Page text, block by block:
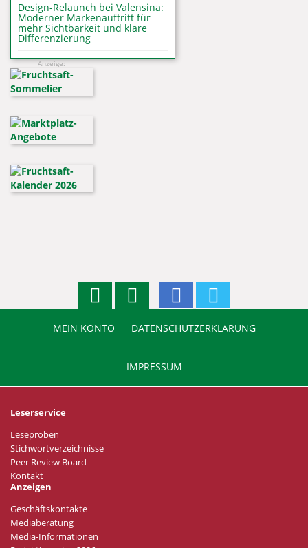
Design-Relaunch bei Valensina:
Moderner Markenauftritt für
mehr Sichtbarkeit und klare
Differenzierung
Anzeige:
MEIN KONTO DATENSCHUTZERKLÄRUNG
IMPRESSUM
Leserservice
Leseproben
Stichwortverzeichnisse
Peer Review Board
Kontakt
Anzeigen
Geschäftskontakte
Mediaberatung
Media-Informationen